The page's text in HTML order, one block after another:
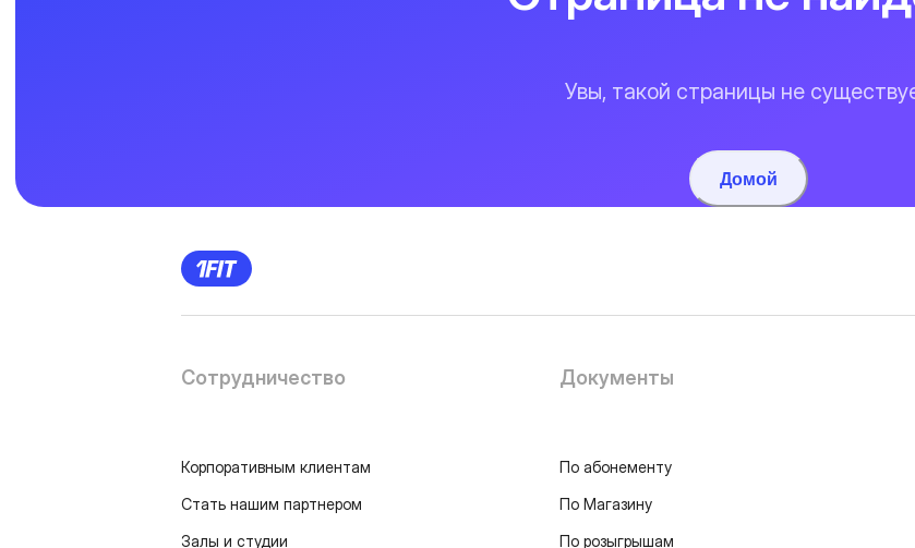
Увы, такой страницы не
Домой
Сотрудничество
Корпоративным клиентам
Стать нашим партнером
Залы и студии
Документы
По абонементу
По Магазину
По розыгрышам